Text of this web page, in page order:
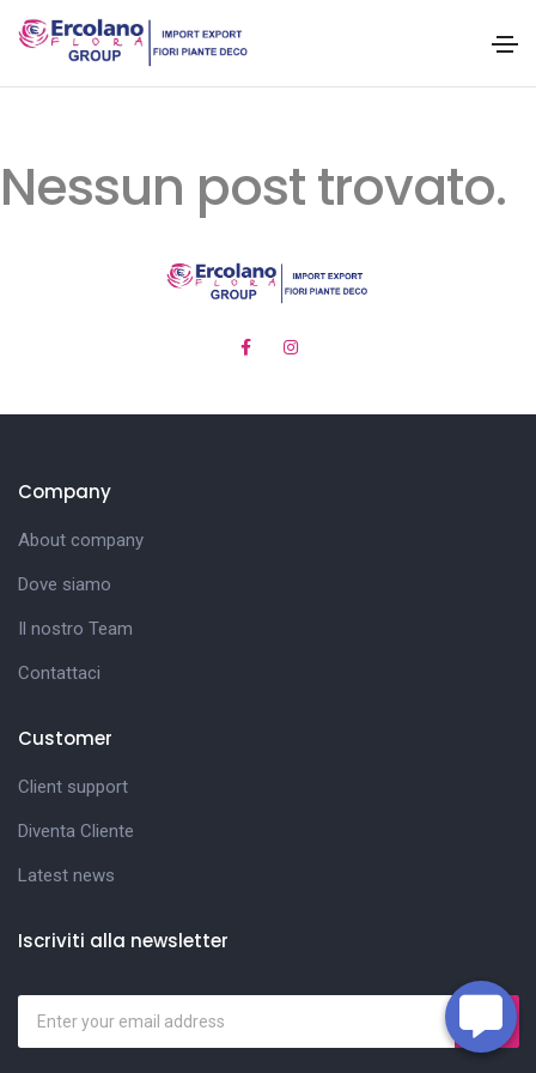
Nessun post trovato.
Company
About company
Dove siamo
Il nostro Team
Contattaci
Customer
Client support
Diventa Cliente
Latest news
Iscriviti alla newsletter